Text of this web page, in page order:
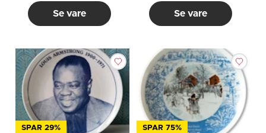
Se vare Se vare
SPAR 29% SPAR 75%